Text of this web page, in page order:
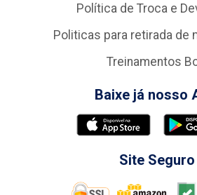
Política de Troca e
Politicas para retirada de
Treinamentos
Baixe já nosso
Site Seguro